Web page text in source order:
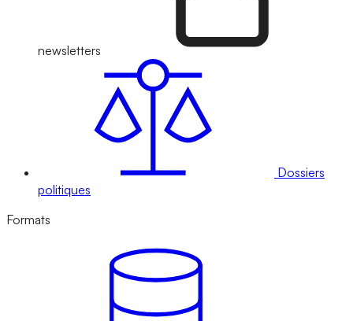
newsletters
Dossiers
politiques
Formats